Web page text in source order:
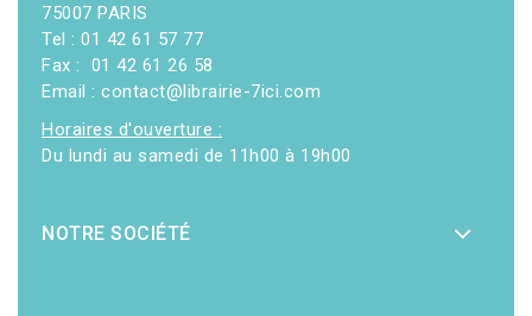
75007 PARIS
Tel : 01 42 61 57 77
Fax : 01 42 61 26 58
Email : contact@librairie-7ici.com
Horaires d'ouverture :
Du lundi au samedi de 11h00 à 19h00
NOTRE SOCIÉTÉ